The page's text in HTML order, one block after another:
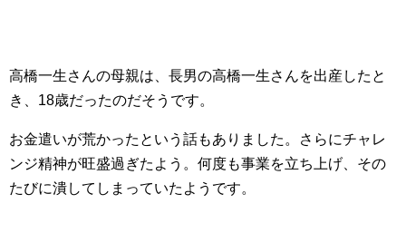
高橋一生さんの母親は、長男の高橋一生さんを出産したと
き、18歳だったのだそうです。
お金遣いが荒かったという話もありました。さらにチャレ
ンジ精神が旺盛過ぎたよう。何度も事業を立ち上げ、その
たびに潰してしまっていたようです。